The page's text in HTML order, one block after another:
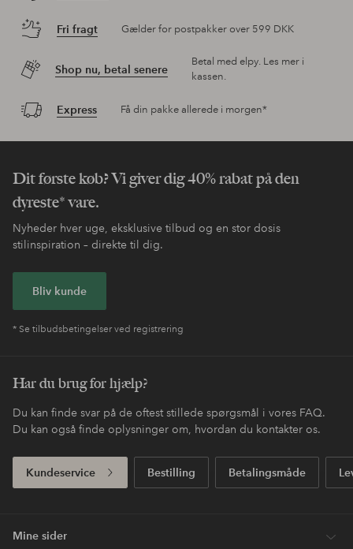
Fri fragt Gælder for postpakker over 599 DKK
Shop nu, betal senere
Betal med elpy. Les mer i
kassen.
Express Få din pakke allerede i morgen*
Dit første køb? Vi giver dig 40% rabat på den
dyreste* vare.
Nyheder hver uge, eksklusive tilbud og en stor dosis
stilinspiration – direkte til dig.
Bliv kunde
* Se tilbudsbetingelser ved registrering
Har du brug for hjælp?
Du kan finde svar på de oftest stillede spørgsmål i vores FAQ.
Du kan også finde oplysninger om, hvordan du kontakter os.
Kundeservice Bestilling Betalingsmåde
Mine sider